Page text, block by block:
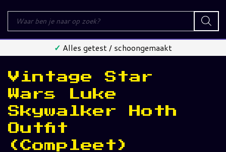
Producten
zoeken
✓ Alles getest / schoongemaakt
Vintage Star
Wars Luke
Skywalker Hoth
Outfit
(Compleet)